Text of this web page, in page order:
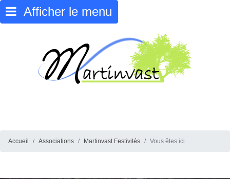
Afficher le menu
Accueil Associations Martinvast Festivités Vous êtes ici